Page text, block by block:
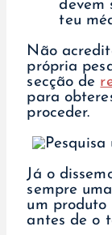
devem
teu
Não
própria
secção de
para
proceder.
Já o
sempre
um produto
antes de o